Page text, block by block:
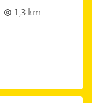
1,3 km